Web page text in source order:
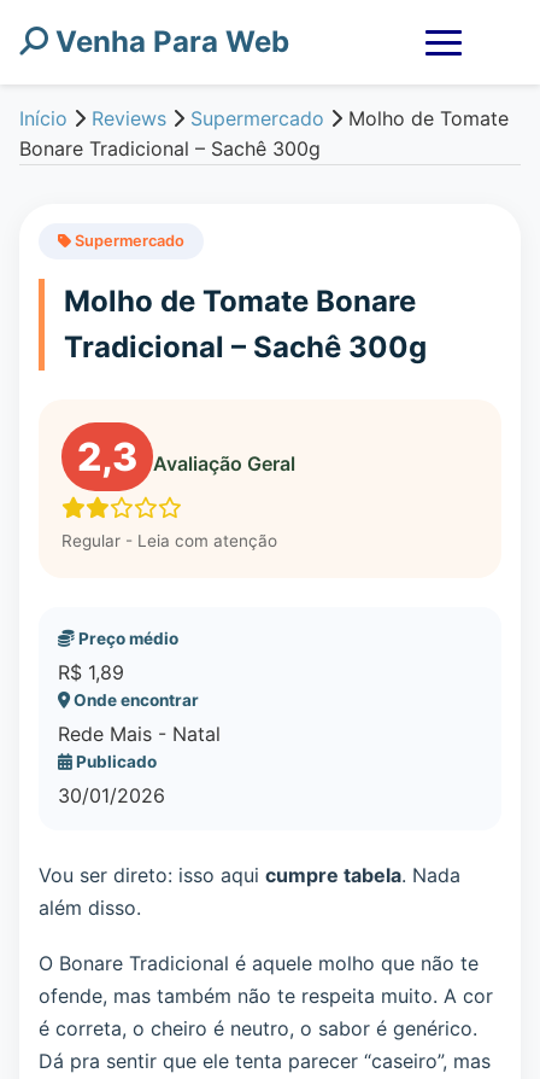
Venha Para Web
Início Reviews Supermercado
Molho de Tomate
Bonare Tradicional – Sachê 300g
Supermercado
Molho de Tomate Bonare
Tradicional – Sachê 300g
2,3 Avaliação Geral
Regular - Leia com atenção
Preço médio
R$ 1,89
Onde encontrar
Rede Mais - Natal
Publicado
30/01/2026
Vou ser direto: isso aqui cumpre tabela. Nada
além disso.
O Bonare Tradicional é aquele molho que não te
ofende, mas também não te respeita muito. A cor
é correta, o cheiro é neutro, o sabor é genérico.
Dá pra sentir que ele tenta parecer “caseiro”, mas